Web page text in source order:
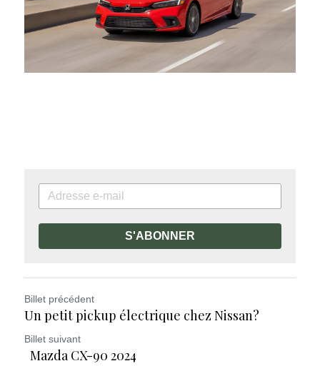
S'ABONNER
Billet précédent
Un petit pickup électrique chez Nissan?
Billet suivant
Mazda CX-90 2024